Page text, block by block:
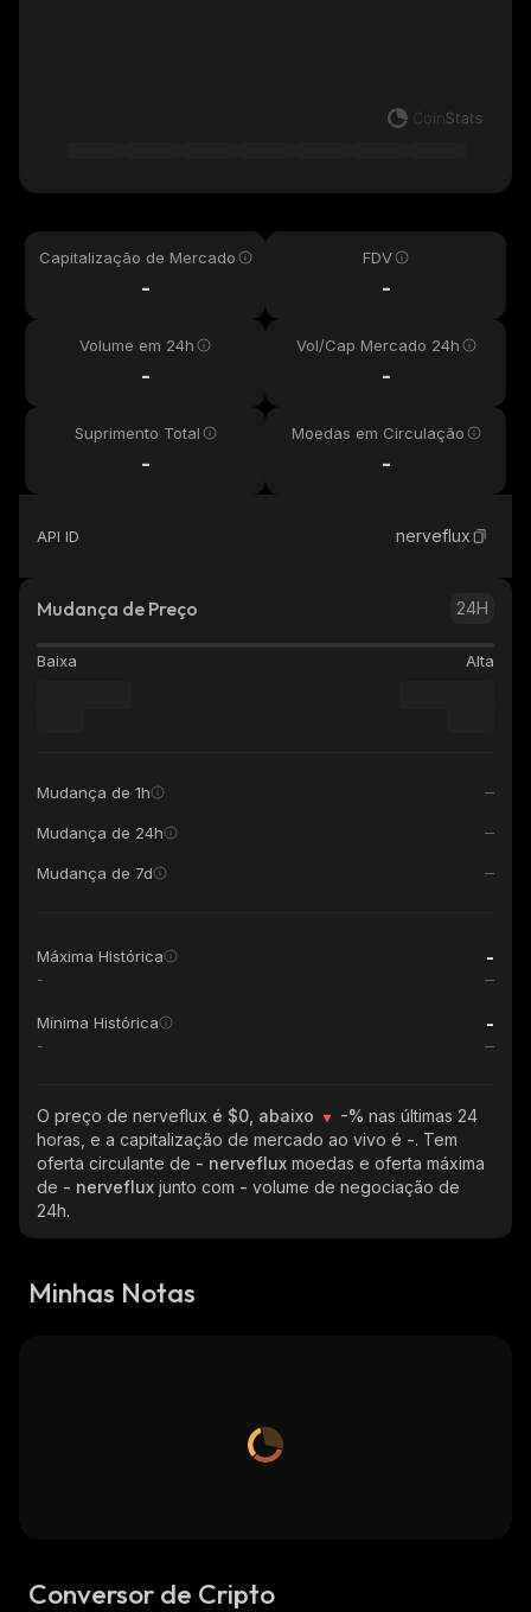
Capitalização de Mercado
-
FDV
-
Volume em 24h
-
Vol/Cap Mercado 24h
-
Suprimento Total
-
Moedas em Circulação
-
API ID nerveflux
Mudança de Preço 24H
Baixa Alta
Mudança de 1h
Mudança de 24h
Mudança de 7d
Máxima Histórica -
-
Mínima Histórica -
-
O preço de nerveflux é $0, abaixo -% nas últimas 24
horas, e a capitalização de mercado ao vivo é -. Tem
oferta circulante de - nerveflux moedas e oferta máxima
de - nerveflux junto com - volume de negociação de
24h.
Minhas Notas
Conversor de Cripto